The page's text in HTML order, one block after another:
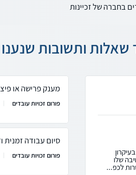
בחברה של זכיינות
שאלות ותשובות שנענו
שלו
לכפ...
מענק פרישה או
פורום זכויות עובדים
סיום עבודה זמנית
פורום זכויות עובדים